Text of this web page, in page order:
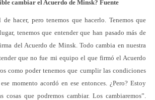
cambiar el Acuerdo de Minsk? Fuente
hacer, pero tenemos que hacerlo. Tenemos que
tenemos que entender que han pasado más de
del Acuerdo de Minsk. Todo cambia en nuestra
que no fue mi equipo el que firmó el Acuerdo
como poder tenemos que cumplir las condiciones
momento acordó en ese entonces. ¿Pero? Estoy
cosas que podremos cambiar. Los cambiaremos”.